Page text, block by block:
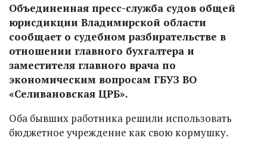
Объединенная пресс-служба судов общей
юрисдикции Владимирской области
сообщает о судебном разбирательстве в
отношении главного бухгалтера и
заместителя главного врача по
экономическим вопросам ГБУЗ ВО
«Селивановская ЦРБ».
Оба бывших работника решили использовать
бюджетное учреждение как свою кормушку.